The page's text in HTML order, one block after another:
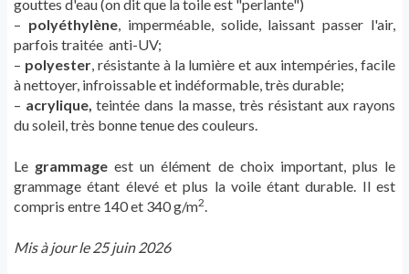
gouttes d'eau (on dit que la toile est "perlante")
– polyéthylène, imperméable, solide, laissant passer l'air,
parfois traitée anti-UV;
– polyester, résistante à la lumière et aux intempéries, facile
à nettoyer, infroissable et indéformable, très durable;
– acrylique,teintée dans la masse, très résistant aux rayons
du soleil, très bonne tenue des couleurs.
Le grammage est un élément de choix important, plus le
grammage étant élevé et plus la voile étant durable. Il est
compris entre 140 et 340 g/m2.
Mis à jour le 25 juin 2026